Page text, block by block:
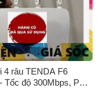
4 râu TENDA F6
Tốc độ 300Mbps, Phát